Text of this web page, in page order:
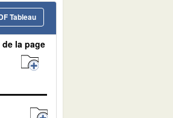
Tableau
la page